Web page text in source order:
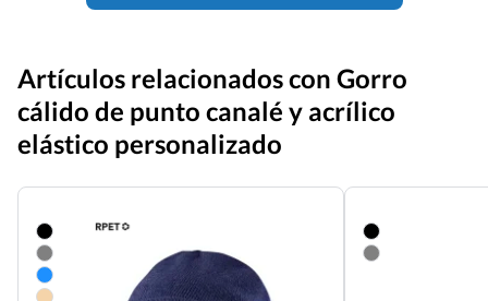
Artículos relacionados con Gorro
cálido de punto canalé y acrílico
elástico personalizado